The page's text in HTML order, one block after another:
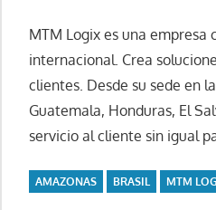
MTM Logix es una
internacional. Crea
clientes. Desde su sede en
Guatemala, Honduras, El
servicio al cliente sin igual
AMAZONAS BRASIL MTM